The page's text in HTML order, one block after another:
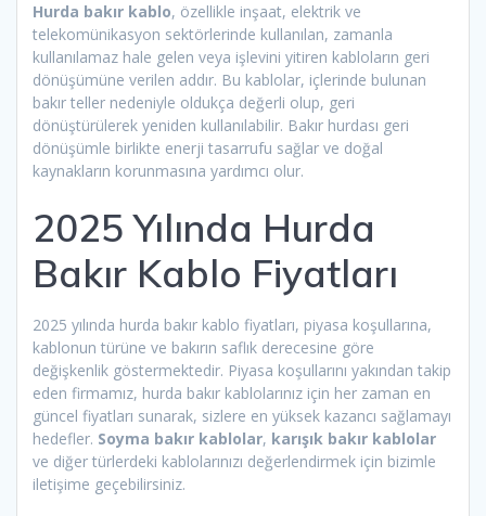
Hurda bakır kablo, özellikle inşaat, elektrik ve
telekomünikasyon sektörlerinde kullanılan, zamanla
kullanılamaz hale gelen veya işlevini yitiren kabloların geri
dönüşümüne verilen addır. Bu kablolar, içlerinde bulunan
bakır teller nedeniyle oldukça değerli olup, geri
dönüştürülerek yeniden kullanılabilir. Bakır hurdası geri
dönüşümle birlikte enerji tasarrufu sağlar ve doğal
kaynakların korunmasına yardımcı olur.
2025 Yılında Hurda
Bakır Kablo Fiyatları
2025 yılında hurda bakır kablo fiyatları, piyasa koşullarına,
kablonun türüne ve bakırın saflık derecesine göre
değişkenlik göstermektedir. Piyasa koşullarını yakından takip
eden firmamız, hurda bakır kablolarınız için her zaman en
güncel fiyatları sunarak, sizlere en yüksek kazancı sağlamayı
hedefler. Soyma bakır kablolar, karışık bakır kablolar
ve diğer türlerdeki kablolarınızı değerlendirmek için bizimle
iletişime geçebilirsiniz.